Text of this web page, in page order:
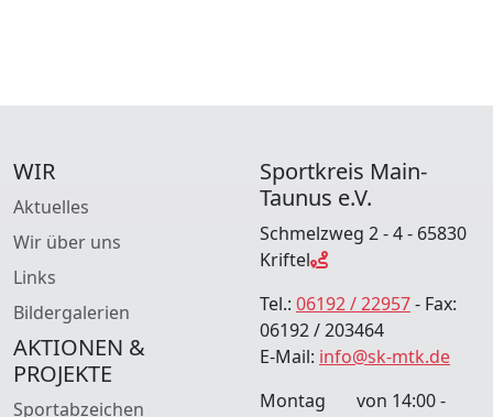
WIR
Aktuelles
Wir über uns
Links
Bildergalerien
AKTIONEN &
PROJEKTE
Sportabzeichen
Sportkreis Main-
Taunus e.V.
Schmelzweg 2 - 4 - 65830
Kriftel
Tel.: 06192 / 22957- Fax:
06192 / 203464
E-Mail: info@sk-mtk.de
Montag von 14:00 -